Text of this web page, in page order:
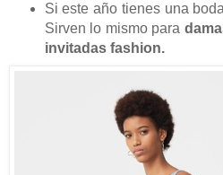
Si este año tienes una
Sirven lo mismo para
invitadas fashion.